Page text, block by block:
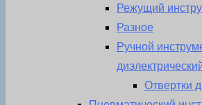
Режущий
Разное
Ручной
Отвертки